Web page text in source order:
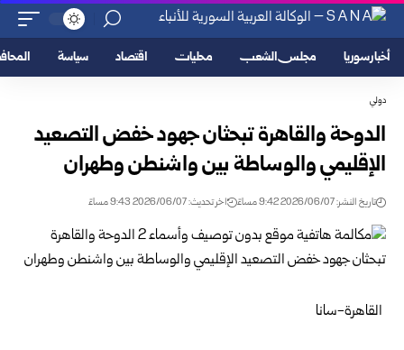
أخبار سوريا مجلس الشعب محليات اقتصاد سياسة
دولي
الدوحة والقاهرة تبحثان جهود خفض التصعيد
الإقليمي والوساطة بين واشنطن وطهران
تاريخ النشر: 2026/06/07 9:42 مساءً اخر تحديث: 2026/06/07 9:43 مساءً
القاهرة-سانا